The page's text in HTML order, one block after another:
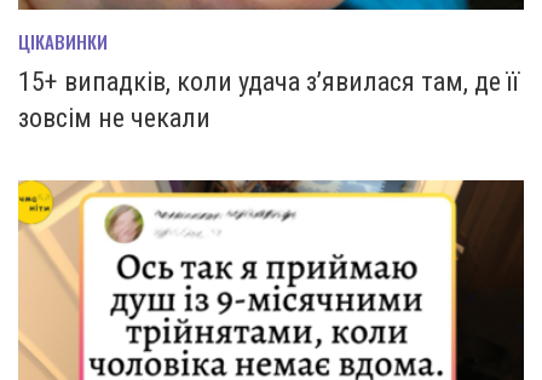
ЦІКАВИНКИ
15+ випадків, коли удача з’явилася там, де її
зовсім не чекали